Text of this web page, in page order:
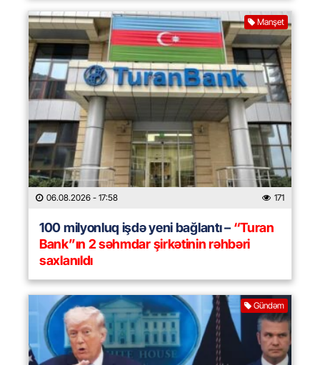
Manşet
06.08.2026 - 17:58 171
100 milyonluq işdə yeni bağlantı –“Turan
Bank”ın 2 səhmdar şirkətinin rəhbəri
saxlanıldı
Gündəm